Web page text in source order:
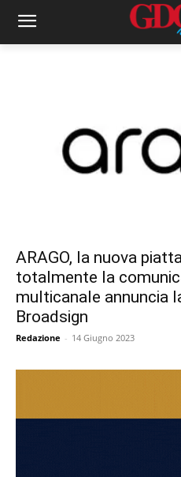
ARAGO, la nuova
totalmente la
multicanale annuncia
Broadsign
Redazione - 14 Giugno 2023